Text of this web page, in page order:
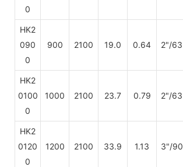
0
HK2
090
0
900 2100 19.0 0.64 2"/63
HK2
0100
0
1000 2100 23.7 0.79 2"/63
HK2
0120
0
1200 2100 33.9 1.13 3"/90